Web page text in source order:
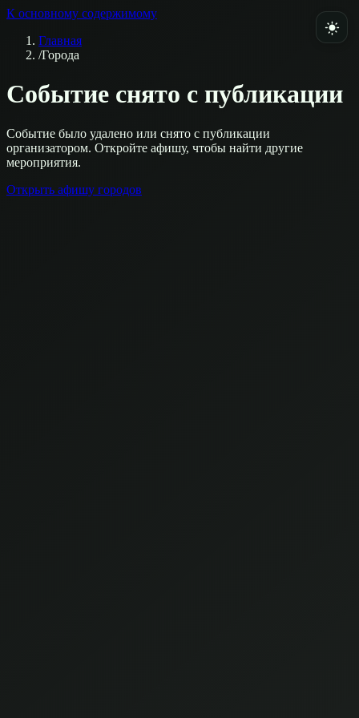
К основному содержимому
Главная
/Города
Событие снято с публикации
Событие было удалено или снято с публикации
организатором. Откройте афишу, чтобы найти другие
мероприятия.
Открыть афишу городов